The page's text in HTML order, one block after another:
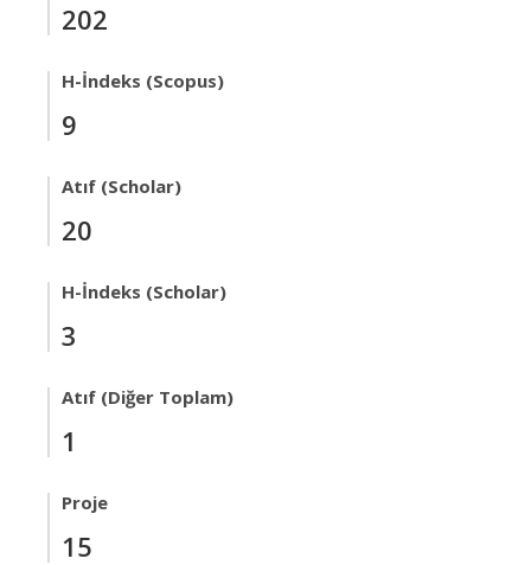
202
H-İndeks (Scopus)
9
Atıf (Scholar)
20
H-İndeks (Scholar)
3
Atıf (Diğer Toplam)
1
Proje
15